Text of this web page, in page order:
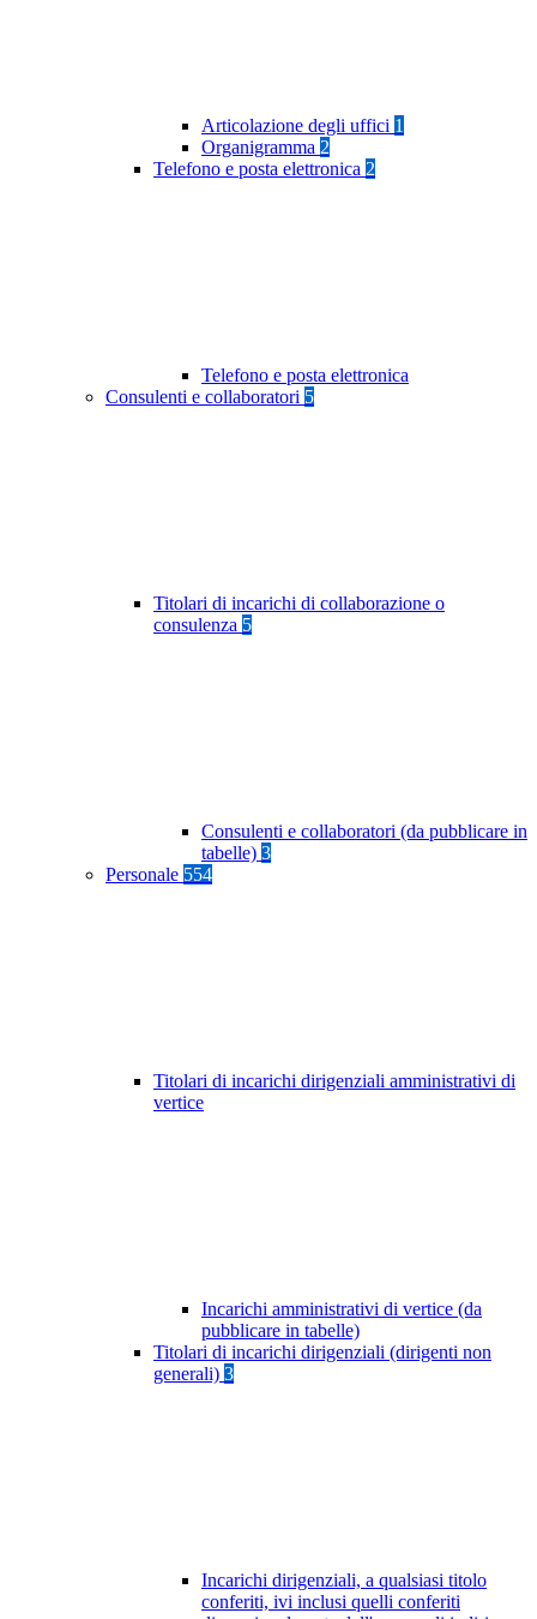
Articolazione degli uffici 1
Organigramma 2
Telefono e posta elettronica 2
Telefono e posta elettronica
Consulenti e collaboratori 5
Titolari di incarichi di collaborazione o
consulenza 5
Consulenti e collaboratori (da pubblicare in
tabelle) 3
Personale 554
Titolari di incarichi dirigenziali amministrativi di
vertice
Incarichi amministrativi di vertice (da
pubblicare in tabelle)
Titolari di incarichi dirigenziali (dirigenti non
generali) 3
Incarichi dirigenziali, a qualsiasi titolo
conferiti, ivi inclusi quelli conferiti